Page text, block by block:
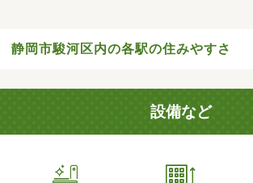
静岡市駿河区内の各駅の住みやすさ
設備など